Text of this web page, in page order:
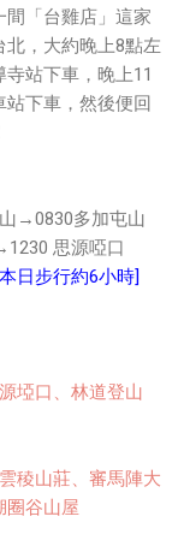
「台雞店」這家
，大約晚上8點左
站下車，晚上11
下車，然後便回
→0830多加屯山
思源啞口
日步行約6小時]
埡口、林道登山
稜山莊、審馬陣大
圈谷山屋